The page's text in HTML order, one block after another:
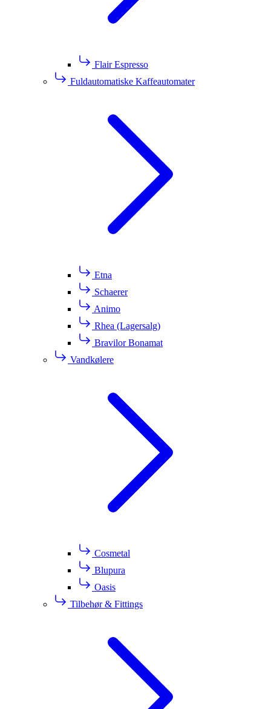
Flair Espresso
Fuldautomatiske Kaffeautomater
Etna
Schaerer
Animo
Rhea (Lagersalg)
Bravilor Bonamat
Vandkølere
Cosmetal
Blupura
Oasis
Tilbehør & Fittings